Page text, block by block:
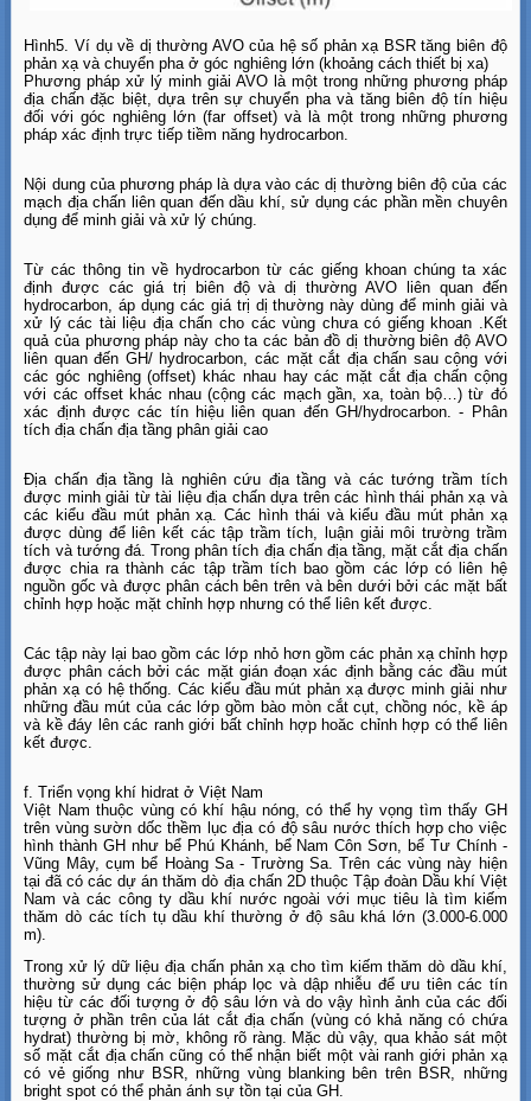
Hình5. Ví dụ về dị thường AVO của hệ số phản xạ BSR tăng biên độ
phản xạ và chuyển pha ở góc nghiêng lớn (khoảng cách thiết bị xa)
Phương pháp xử lý minh giải AVO là một trong những phương pháp
địa chấn đặc biệt, dựa trên sự chuyển pha và tăng biên độ tín hiệu
đối với góc nghiêng lớn (far offset) và là một trong những phương
pháp xác định trực tiếp tiềm năng hydrocarbon.
Nội dung của phương pháp là dựa vào các dị thường biên độ của các
mạch địa chấn liên quan đến dầu khí, sử dụng các phần mền chuyên
dụng để minh giải và xử lý chúng.
Từ các thông tin về hydrocarbon từ các giếng khoan chúng ta xác
định được các giá trị biên độ và dị thường AVO liên quan đến
hydrocarbon, áp dụng các giá trị dị thường này dùng để minh giải và
xử lý các tài liệu địa chấn cho các vùng chưa có giếng khoan .Kết
quả của phương pháp này cho ta các bản đồ dị thường biên độ AVO
liên quan đến GH/ hydrocarbon, các mặt cắt địa chấn sau cộng với
các góc nghiêng (offset) khác nhau hay các mặt cắt địa chấn cộng
với các offset khác nhau (cộng các mạch gần, xa, toàn bộ…) từ đó
xác định được các tín hiệu liên quan đến GH/hydrocarbon. - Phân
tích địa chấn địa tầng phân giải cao
Địa chấn địa tầng là nghiên cứu địa tầng và các tướng trầm tích
được minh giải từ tài liệu địa chấn dựa trên các hình thái phản xạ và
các kiểu đầu mút phản xạ. Các hình thái và kiểu đầu mút phản xạ
được dùng để liên kết các tập trầm tích, luận giải môi trường trầm
tích và tướng đá. Trong phân tích địa chấn địa tầng, mặt cắt địa chấn
được chia ra thành các tập trầm tích bao gồm các lớp có liên hệ
nguồn gốc và được phân cách bên trên và bên dưới bởi các mặt bất
chỉnh hợp hoặc mặt chỉnh hợp nhưng có thể liên kết được.
Các tập này lại bao gồm các lớp nhỏ hơn gồm các phản xạ chỉnh hợp
được phân cách bởi các mặt gián đoạn xác định bằng các đầu mút
phản xạ có hệ thống. Các kiểu đầu mút phản xạ được minh giải như
những đầu mút của các lớp gồm bào mòn cắt cụt, chồng nóc, kề áp
và kề đáy lên các ranh giới bất chỉnh hợp hoăc chỉnh hợp có thể liên
kết được.
f. Triển vọng khí hidrat ở Việt Nam
Việt Nam thuộc vùng có khí hậu nóng, có thể hy vọng tìm thấy GH
trên vùng sườn dốc thềm lục địa có độ sâu nước thích hợp cho việc
hình thành GH như bể Phú Khánh, bể Nam Côn Sơn, bể Tư Chính -
Vũng Mây, cụm bể Hoàng Sa - Trường Sa. Trên các vùng này hiện
tại đã có các dự án thăm dò địa chấn 2D thuộc Tập đoàn Dầu khí Việt
Nam và các công ty dầu khí nước ngoài với mục tiêu là tìm kiếm
thăm dò các tích tụ dầu khí thường ở độ sâu khá lớn (3.000-6.000
m).
Trong xử lý dữ liệu địa chấn phản xạ cho tìm kiếm thăm dò dầu khí,
thường sử dụng các biện pháp lọc và dập nhiễu để ưu tiên các tín
hiệu từ các đối tượng ở độ sâu lớn và do vậy hình ảnh của các đối
tượng ở phần trên của lát cắt địa chấn (vùng có khả năng có chứa
hydrat) thường bị mờ, không rõ ràng. Mặc dù vậy, qua khảo sát một
số mặt cắt địa chấn cũng có thể nhận biết một vài ranh giới phản xạ
có vẻ giống như BSR, những vùng blanking bên trên BSR, những
bright spot có thể phản ánh sự tồn tại của GH.